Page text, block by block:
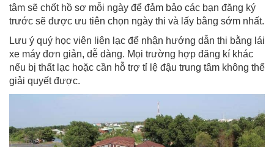
tâm sẽ chốt hồ sơ mỗi ngày để đảm bảo các bạn đăng ký
trước sẽ được ưu tiên chọn ngày thi và lấy bằng sớm nhất.
Lưu ý quý học viên liên lạc để nhận hướng dẫn thi bằng lái
xe máy đơn giản, dễ dàng. Mọi trường hợp đăng kí khác
nếu bị thất lạc hoặc cần hỗ trợ tỉ lệ đậu trung tâm không thể
giải quyết được.